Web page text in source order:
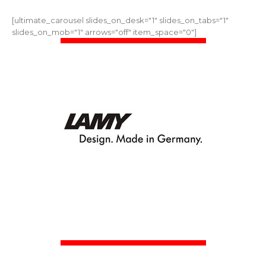
[ultimate_carousel slides_on_desk="1" slides_on_tabs="1"
slides_on_mob="1" arrows="off" item_space="0"]